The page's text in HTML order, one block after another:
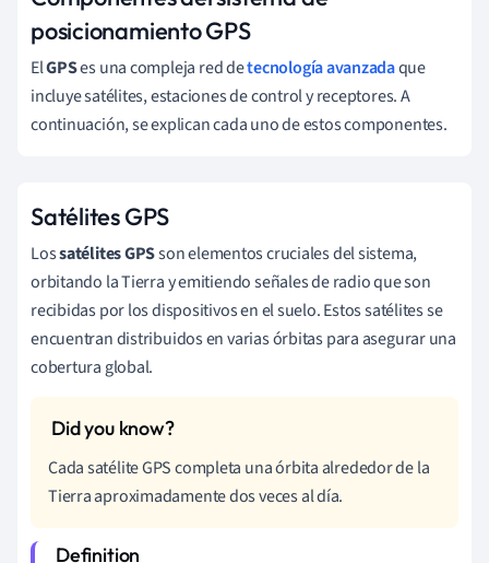
posicionamiento GPS
ElGPSes una compleja red detecnología avanzadaque
incluye satélites, estaciones de control y receptores. A
continuación, se explican cada uno de estos componentes.
Satélites GPS
Lossatélites GPSson elementos cruciales del sistema,
orbitando la Tierra y emitiendo señales de radio que son
recibidas por los dispositivos en el suelo. Estos satélites se
encuentran distribuidos en varias órbitas para asegurar una
cobertura global.
Cada satélite GPS completa una órbita alrededor de la
Tierra aproximadamente dos veces al día.